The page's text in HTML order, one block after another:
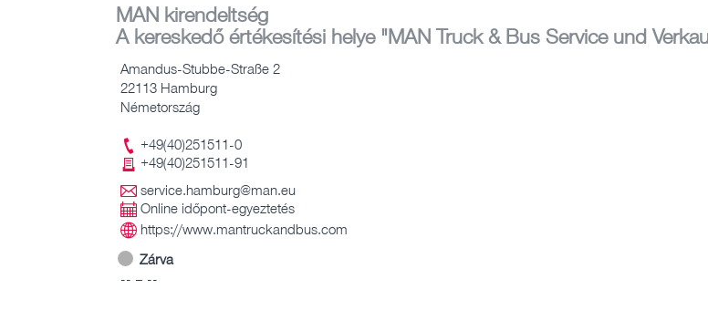
MAN kirendeltség
A kereskedő értékesítési helye"MAN Truck & Bus Service und
Amandus-Stubbe-Straße 2
22113 Hamburg
Németország
+49(40)251511-0
+49(40)251511-91
service.hamburg@man.eu
Online időpont-egyeztetés
https://www.mantruckandbus.com
Zárva
-- – --